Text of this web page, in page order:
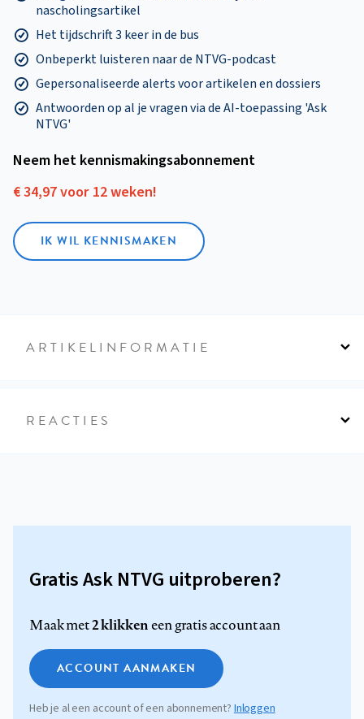
nascholingsartikel
Het tijdschrift 3 keer in de bus
Onbeperkt luisteren naar de NTVG-podcast
Gepersonaliseerde alerts voor artikelen en dossiers
Antwoorden op al je vragen via de AI-toepassing 'Ask
NTVG'
Neem het kennismakings­abonnement
€ 34,97 voor 12 weken!
IK WIL KENNISMAKEN
ARTIKELINFORMATIE
REACTIES
Gratis Ask NTVG uitproberen?
Maak met2 klikkeneen gratis account aan
ACCOUNT AANMAKEN
Heb je al een account of een abonnement?Inloggen